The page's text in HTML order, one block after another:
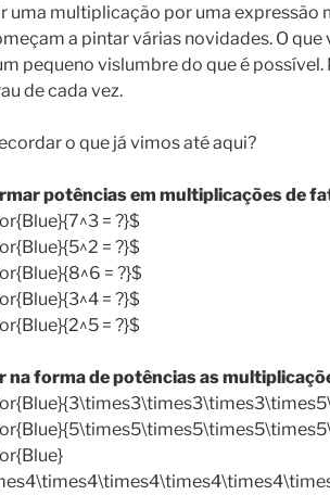
uma multiplicação por uma expressão
a pintar várias novidades. O que
pequeno vislumbre do que é
de cada vez.
o que já vimos até aqui?
potências em multiplicações de
= ?}$
= ?}$
= ?}$
= ?}$
= ?}$
na forma de potências as